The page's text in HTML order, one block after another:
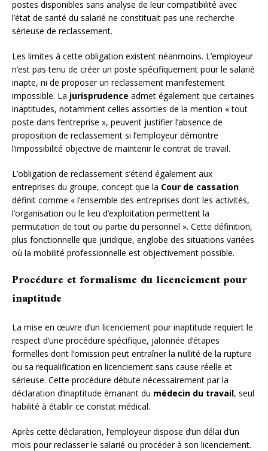
postes disponibles sans analyse de leur compatibilité avec
l’état de santé du salarié ne constituait pas une recherche
sérieuse de reclassement.
Les limites à cette obligation existent néanmoins. L’employeur
n’est pas tenu de créer un poste spécifiquement pour le salarié
inapte, ni de proposer un reclassement manifestement
impossible. La jurisprudence admet également que certaines
inaptitudes, notamment celles assorties de la mention « tout
poste dans l’entreprise », peuvent justifier l’absence de
proposition de reclassement si l’employeur démontre
l’impossibilité objective de maintenir le contrat de travail.
L’obligation de reclassement s’étend également aux
entreprises du groupe, concept que la Cour de cassation
définit comme « l’ensemble des entreprises dont les activités,
l’organisation ou le lieu d’exploitation permettent la
permutation de tout ou partie du personnel ». Cette définition,
plus fonctionnelle que juridique, englobe des situations variées
où la mobilité professionnelle est objectivement possible.
Procédure et formalisme du licenciement pour
inaptitude
La mise en œuvre d’un licenciement pour inaptitude requiert le
respect d’une procédure spécifique, jalonnée d’étapes
formelles dont l’omission peut entraîner la nullité de la rupture
ou sa requalification en licenciement sans cause réelle et
sérieuse. Cette procédure débute nécessairement par la
déclaration d’inaptitude émanant du médecin du travail, seul
habilité à établir ce constat médical.
Après cette déclaration, l’employeur dispose d’un délai d’un
mois pour reclasser le salarié ou procéder à son licenciement.